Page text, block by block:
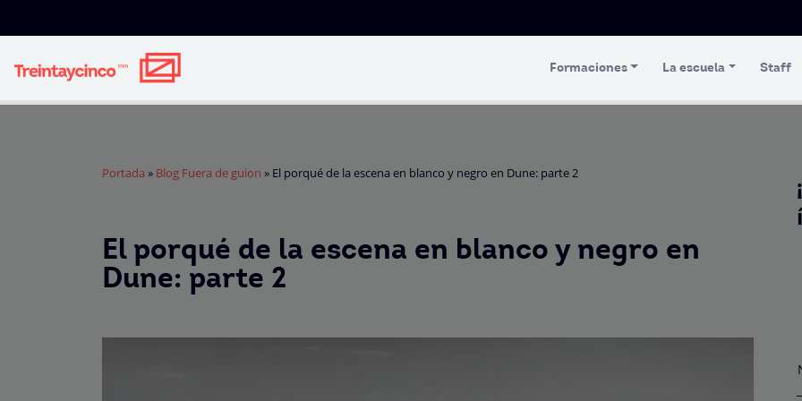
Formaciones La escuela Staff
Portada » Blog Fuera de guion » El porqué de la escena en blanco y negro en Dune: parte 2
El porqué de la escena en blanco y negro en
Dune: parte 2